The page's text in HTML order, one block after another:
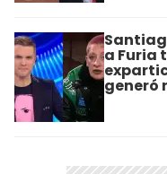
a Furia
generó